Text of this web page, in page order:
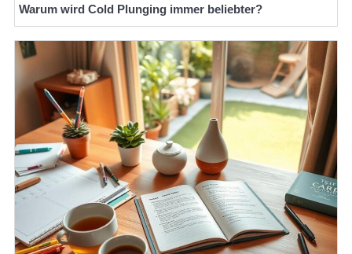
Warum wird Cold Plunging immer beliebter?